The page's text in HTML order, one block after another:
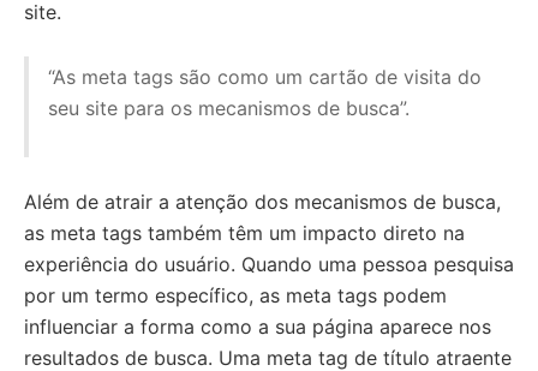
site.
“As meta tags são como um cartão de visita do
seu site para os mecanismos de busca”.
Além de atrair a atenção dos mecanismos de busca,
as meta tags também têm um impacto direto na
experiência do usuário. Quando uma pessoa pesquisa
por um termo específico, as meta tags podem
influenciar a forma como a sua página aparece nos
resultados de busca. Uma meta tag de título atraente